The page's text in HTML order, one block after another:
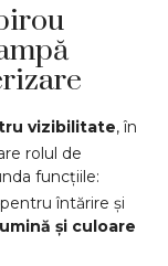
vizibilitate, în
rolul de
funcțiile:
întărire și
și culoare